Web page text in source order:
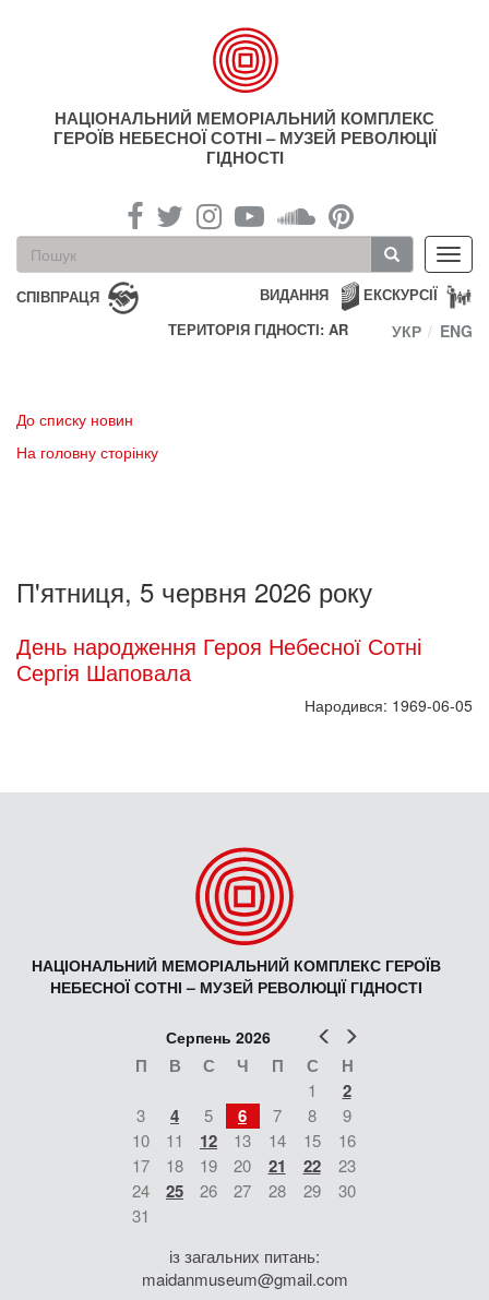
НАЦІОНАЛЬНИЙ МЕМОРІАЛЬНИЙ КОМПЛЕКС
ГЕРОЇВ НЕБЕСНОЇ СОТНІ – МУЗЕЙ РЕВОЛЮЦІЇ
ГІДНОСТІ
Пошукова
форма
Пошук
СПІВПРАЦЯ ЕКСКУРСІЇ
ВИДАННЯ
ТЕРИТОРІЯ ГІДНОСТІ: AR
УКР ENG
До списку новин
На головну сторінку
П'ятниця, 5 червня 2026 року
День народження Героя Небесної Сотні
Сергія Шаповала
Народився: 1969-06-05
НАЦІОНАЛЬНИЙ МЕМОРІАЛЬНИЙ КОМПЛЕКС ГЕРОЇВ
НЕБЕСНОЇ СОТНІ – МУЗЕЙ РЕВОЛЮЦІЇ ГІДНОСТІ
Попер
Серпень 2026
П В С Ч П С Н
1 2
3 4 5 6 7 8
9
10
11 12 13 14 15
16
17
18 19 20 21 22
23
24
25 26 27 28 29
30
31
із загальних питань:
maidanmuseum@gmail.com